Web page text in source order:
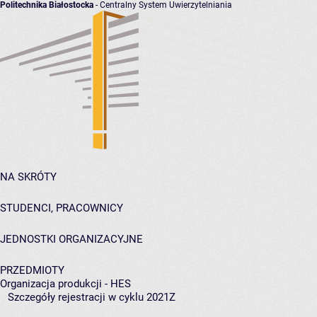
Politechnika Białostocka - Centralny System Uwierzytelniania
NA SKRÓTY
STUDENCI, PRACOWNICY
JEDNOSTKI ORGANIZACYJNE
PRZEDMIOTY
Organizacja produkcji - HES
Szczegóły rejestracji w cyklu 2021Z